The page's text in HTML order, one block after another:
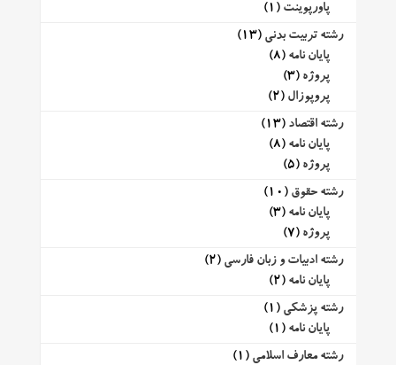
پاورپوینت (1)
رشته تربیت بدنی (13)
پایان نامه (8)
پروژه (3)
پروپوزال (2)
رشته اقتصاد (13)
پایان نامه (8)
پروژه (5)
رشته حقوق (10)
پایان نامه (3)
پروژه (7)
رشته ادبیات و زبان فارسی (2)
پایان نامه (2)
رشته پزشکی (1)
پایان نامه (1)
رشته معارف اسلامی (1)